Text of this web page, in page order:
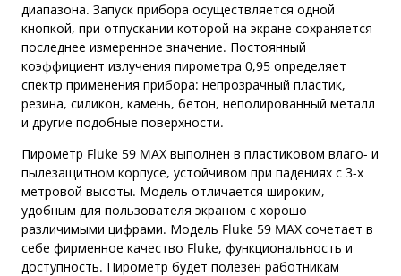
диапазона. Запуск прибора осуществляется одной
кнопкой, при отпускании которой на экране сохраняется
последнее измеренное значение. Постоянный
коэффициент излучения пирометра 0,95 определяет
спектр применения прибора: непрозрачный пластик,
резина, силикон, камень, бетон, неполированный металл
и другие подобные поверхности.
Пирометр Fluke 59 MAX выполнен в пластиковом влаго- и
пылезащитном корпусе, устойчивом при падениях с 3-х
метровой высоты. Модель отличается широким,
удобным для пользователя экраном с хорошо
различимыми цифрами. Модель Fluke 59 MAX сочетает в
себе фирменное качество Fluke, функциональность и
доступность. Пирометр будет полезен работникам